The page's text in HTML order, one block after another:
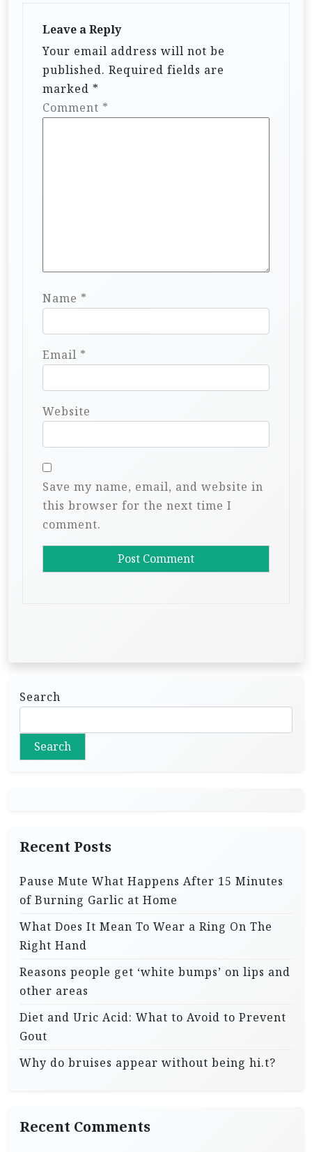
Leave a Reply
Your email address will not be
published. Required fields are
marked *
Comment *
Name *
Email *
Website
Save my name, email, and website in
this browser for the next time I
comment.
Search
Search
Recent Posts
Pause Mute What Happens After 15 Minutes
of Burning Garlic at Home
What Does It Mean To Wear a Ring On The
Right Hand
Reasons people get ‘white bumps’ on lips and
other areas
Diet and Uric Acid: What to Avoid to Prevent
Gout
Why do bruises appear without being hi.t?
Recent Comments